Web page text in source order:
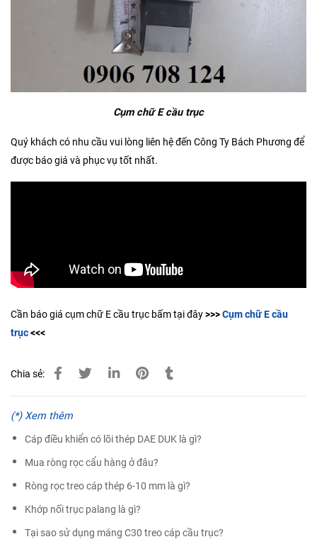
Cụm chữ E cầu trục
Quý khách có nhu cầu vui lòng liên hệ đến Công Ty Bách Phương để
được báo giá và phục vụ tốt nhất.
Cần báo giá cụm chữ E cầu trục bấm tại đây>>>Cụm chữ E cầu
trục<<<
Chia sẻ:
(*) Xem thêm
Cáp điều khiển có lõi thép DAE DUK là gì?
Mua ròng rọc cẩu hàng ở đâu?
Ròng rọc treo cáp thép 6-10 mm là gì?
Khớp nối trục palang là gì?
Tại sao sử dụng máng C30 treo cáp cầu trục?